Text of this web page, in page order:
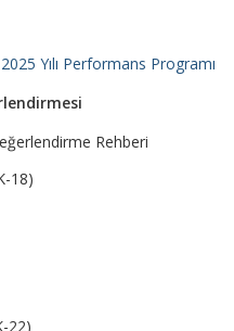
Yılı Performans Programı
Rehberi
18)
22)